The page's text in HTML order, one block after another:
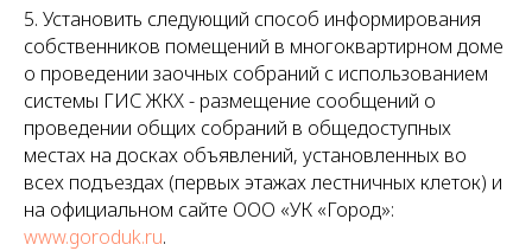
5. Установить следующий способ информирования
собственников помещений в многоквартирном доме
о проведении заочных собраний с использованием
системы ГИС ЖКХ - размещение сообщений о
проведении общих собраний в общедоступных
местах на досках объявлений, установленных во
всех подъездах (первых этажах лестничных клеток) и
на официальном сайте ООО «УК «Город»:
www.goroduk.ru.